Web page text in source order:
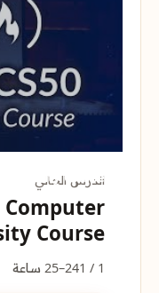
Course
الدرس الحالي
Computer
Course
1 / 1 24–25 ساعة